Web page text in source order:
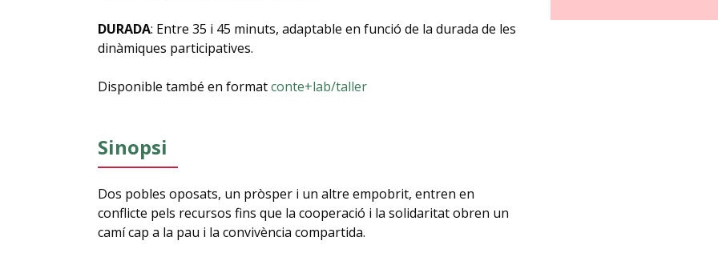
DURADA: Entre 35 i 45 minuts, adaptable en funció de la durada de les
dinàmiques participatives.
Disponible també en formatconte+lab/taller
Sinopsi
Dos pobles oposats, un pròsper i un altre empobrit, entren en
conflicte pels recursos fins que la cooperació i la solidaritat obren un
camí cap a la pau i la convivència compartida.